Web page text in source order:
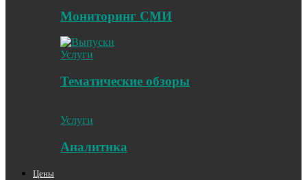
Мониторинг СМИ
Услуги
Тематические обзоры
Услуги
Аналитика
Цены